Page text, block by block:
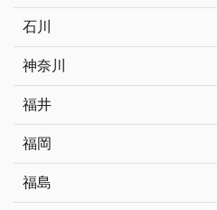
石川
神奈川
福井
福岡
福島